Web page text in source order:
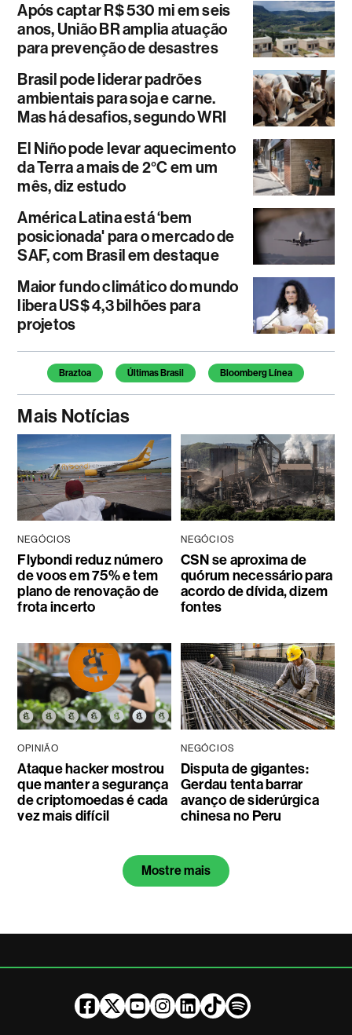
Após captar R$ 530 mi em seis
anos, União BR amplia atuação
para prevenção de desastres
Brasil pode liderar padrões
ambientais para soja e carne.
Mas há desafios, segundo WRI
El Niño pode levar aquecimento
da Terra a mais de 2°C em um
mês, diz estudo
América Latina está ‘bem
posicionada' para o mercado de
SAF, com Brasil em destaque
Maior fundo climático do mundo
libera US$ 4,3 bilhões para
projetos
Temas deste artigo
Braztoa Últimas Brasil Bloomberg Línea
Mais Notícias
NEGÓCIOS
Flybondi reduz número
de voos em 75% e tem
plano de renovação de
frota incerto
NEGÓCIOS
CSN se aproxima de
quórum necessário para
acordo de dívida, dizem
fontes
OPINIÃO
Ataque hacker mostrou
que manter a segurança
de criptomoedas é cada
vez mais difícil
NEGÓCIOS
Disputa de gigantes:
Gerdau tenta barrar
avanço de siderúrgica
chinesa no Peru
Mostre mais